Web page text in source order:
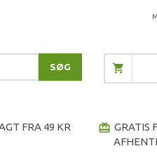
SØG
FRA 49 KR redeem GRATIS